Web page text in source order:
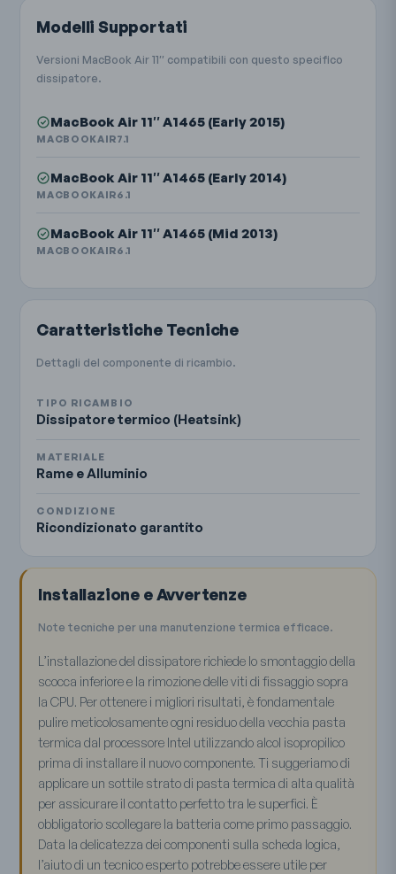
Modelli Supportati
Versioni MacBook Air 11″ compatibili con questo specifico
dissipatore.
MacBook Air 11″ A1465 (Early 2015)
MACBOOKAIR7.1
MacBook Air 11″ A1465 (Early 2014)
MACBOOKAIR6.1
MacBook Air 11″ A1465 (Mid 2013)
MACBOOKAIR6.1
Caratteristiche Tecniche
Dettagli del componente di ricambio.
TIPO RICAMBIO
Dissipatore termico (Heatsink)
MATERIALE
Rame e Alluminio
CONDIZIONE
Ricondizionato garantito
Installazione e Avvertenze
Note tecniche per una manutenzione termica efficace.
L’installazione del dissipatore richiede lo smontaggio della
scocca inferiore e la rimozione delle viti di fissaggio sopra
la CPU. Per ottenere i migliori risultati, è fondamentale
pulire meticolosamente ogni residuo della vecchia pasta
termica dal processore Intel utilizzando alcol isopropilico
prima di installare il nuovo componente. Ti suggeriamo di
applicare un sottile strato di pasta termica di alta qualità
per assicurare il contatto perfetto tra le superfici. È
obbligatorio scollegare la batteria come primo passaggio.
Data la delicatezza dei componenti sulla scheda logica,
l’aiuto di un tecnico esperto potrebbe essere utile per